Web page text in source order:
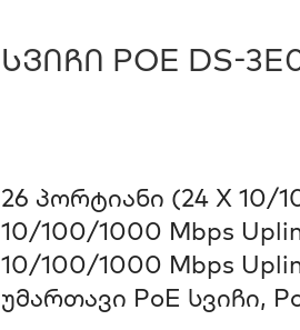
Სვიჩი POE DS-
26 Პორტიანი (24 X 10/
10/100/1000 Mbps
10/100/1000 Mbps
Უმართავი PoE Სვიჩი,